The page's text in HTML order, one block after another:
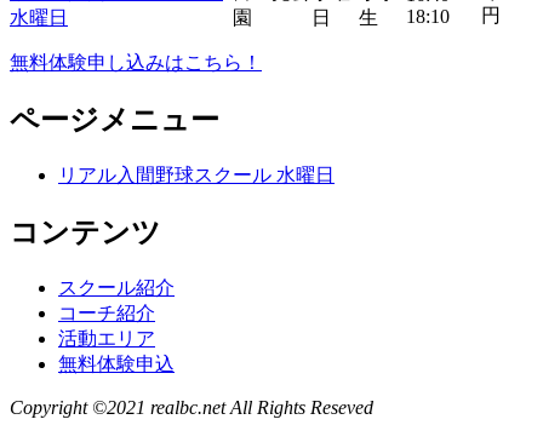
水曜日
園
日
生
18:10
円
無料体験申し込みはこちら！
ページメニュー
リアル入間野球スクール 水曜日
コンテンツ
スクール紹介
コーチ紹介
活動エリア
無料体験申込
Copyright ©2021 realbc.net All Rights Reseved